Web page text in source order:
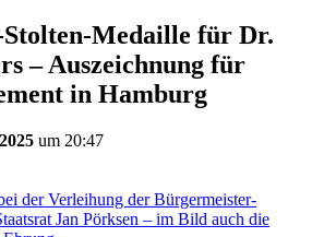
Medaille für Dr.
– Auszeichnung für
in Hamburg
um 20:47